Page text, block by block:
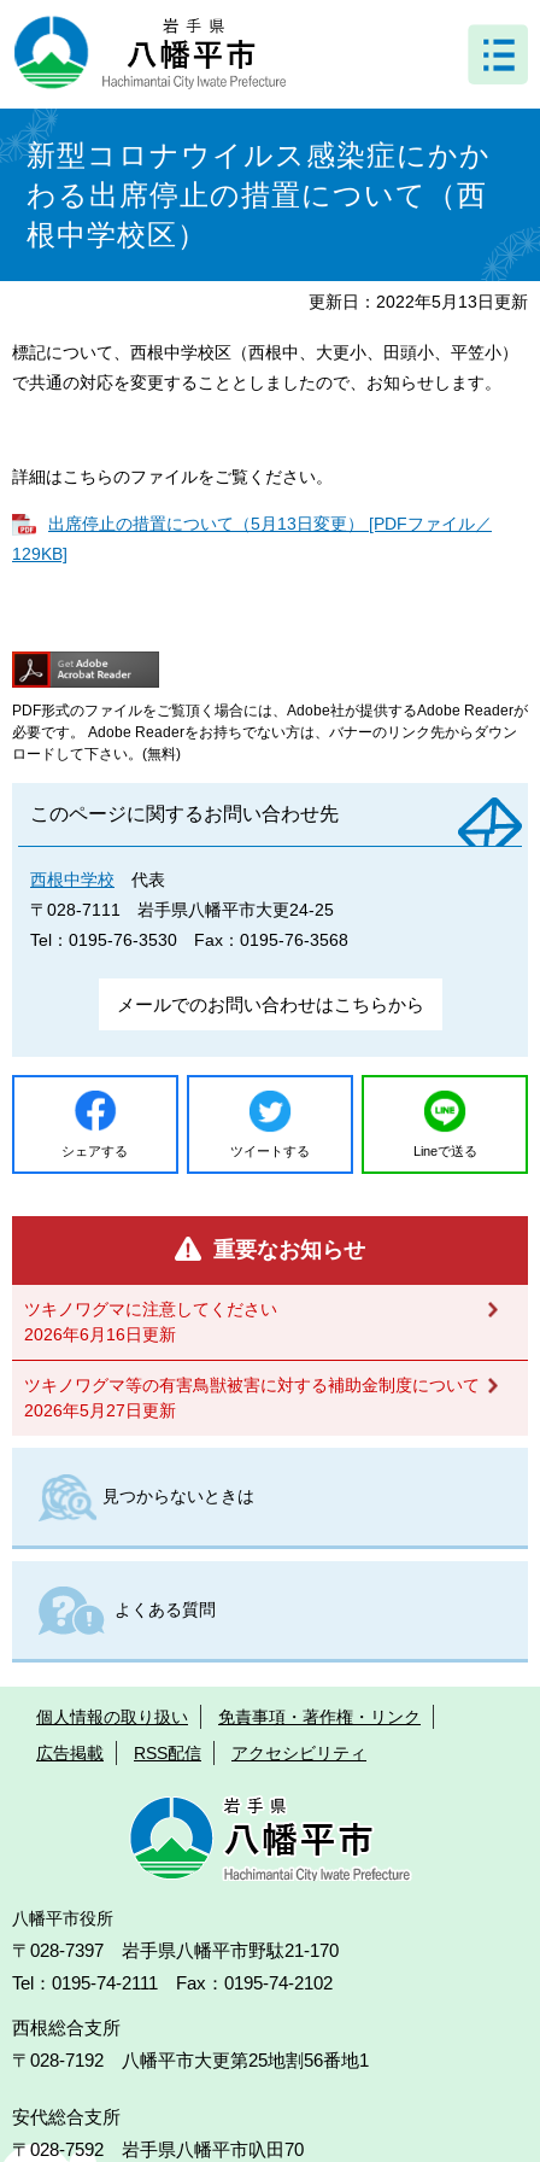
ー
ジ
先
頭
で
ニ
ュ
を
飛
ば
文 新型コロナウイルス感染症にかか
わる出席停止の措置について（西
根中学校区）
更新日：2022年5月13日更新
標記について、西根中学校区（西根中、大更小、田頭小、平笠小）
で共通の対応を変更することとしましたので、お知らせします。
詳細はこちらのファイルをご覧ください。
出席停止の措置について（5月13日変更） [PDFファイル／
129KB]
PDF形式のファイルをご覧頂く場合には、Adobe社が提供するAdobe Readerが
必要です。
Adobe Readerをお持ちでない方は、バナーのリンク先からダウン
ロードして下さい。(無料)
このページに関するお問い合わせ先
西根中学校
代表
〒028-7111
岩手県八幡平市大更24-25
Tel：0195-76-3530
Fax：0195-76-3568
メールでのお問い合わせはこちらから
シェアする ツイートする Lineで送る
重要なお知らせ
ツキノワグマに注意してください
2026年6月16日更新
ツキノワグマ等の有害鳥獣被害に対する補助金制度について
2026年5月27日更新
見つからないときは
よくある質問
個人情報の取り扱い
免責事項・著作権・リンク
広告掲載
RSS配信 アクセシビリティ
八幡平市役所
〒028-7397 岩手県八幡平市野駄21-170
Tel：0195-74-2111 Fax：0195-74-2102
西根総合支所
〒028-7192
八幡平市大更第25地割56番地1
安代総合支所
〒028-7592
岩手県八幡平市叺田70